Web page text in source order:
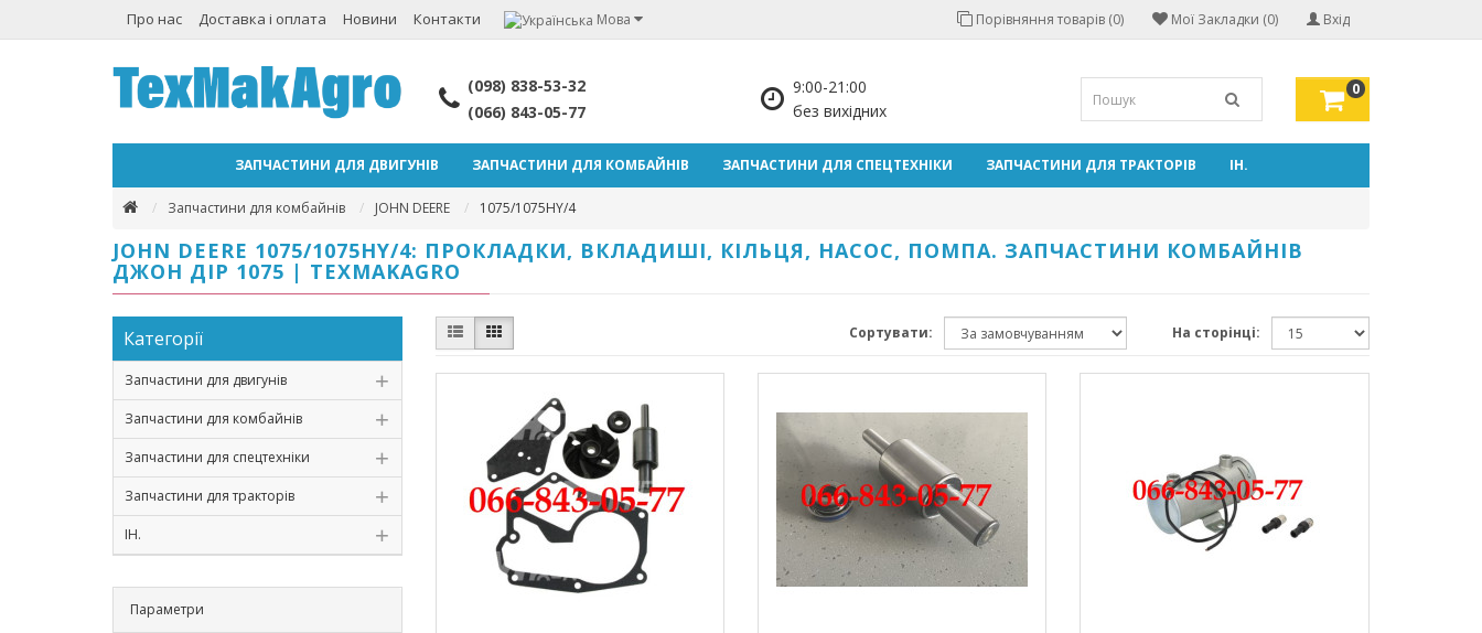
Про нас Доставка і оплата Новини Контакти Мова Вхід
Мої Закладки (0)
Порівняння товарів (0)
(098) 838-53-32
(066) 843-05-77
9:00-21:00
без вихідних
0
ЗАПЧАСТИНИ ДЛЯ ДВИГУНІВ ЗАПЧАСТИНИ ДЛЯ КОМБАЙНІВ ЗАПЧАСТИНИ ДЛЯ СПЕЦТЕХНІКИ ЗАПЧАСТИНИ ДЛЯ ТРАКТОРІВ ІН.
Запчастини для комбайнів JOHN DEERE 1075/1075HY/4
JOHN DEERE 1075/1075HY/4: ПРОКЛАДКИ, ВКЛАДИШІ, КІЛЬЦЯ, НАСОС, ПОМПА. ЗАПЧАСТИНИ КОМБАЙНІВ
ДЖОН ДІР 1075 | TEXMAKAGRO
Категорії
Запчастини для двигунів
Запчастини для комбайнів
Запчастини для спецтехніки
Запчастини для тракторів
ІН.
Параметри
Сортувати: На сторінці: